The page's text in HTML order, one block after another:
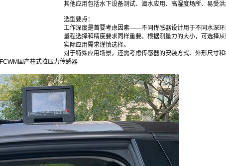
其他应用包括水下设备测试、潜水应用、高湿度场所、易受
选型要点：
工作深度是首要考虑因素——不同传感器设计用于不同水深环
量程选择和精度要求同样重要。根据测量力的大小，可选择
实际应用需求谨慎选择。
对于特殊应用场景，还需考虑传感器的安装方式、外形尺寸
FCWM国产柱式拉压力传感器